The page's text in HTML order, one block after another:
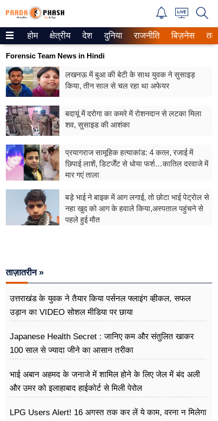
Trending on Google News
ePaper
वेब स्टोरीज
उत्तर प्रदेश
गैलरी
वीडियो
रिलेशनशिप
जीवन मंत्रा
फूड
शिक्षा
अन्य खबरें
होम क्षेत्रीय देश दुनिया राजनीति बिज़नेस
Forensic Team News in Hindi
लखनऊ में बुआ की बेटी के साथ युवक ने सुसाइड़
किया, तीन साल से चल रहा था अफेयर
बदायूं में दरोगा का कमरे में रोशनदान से लटका मिला
शव, सुसाइड की आशंका
प्रयागराज सामूहिक हत्याकांड: 4 कत्ल, रजाई में
छिपाई लाशें, डिटर्जेंट से धोया फर्श…कातिल दरवाजे में
मार गएं ताला
बड़े भाई ने बाइक में आग लगाई, तो छोटा भाई पेट्रोल से
नहा खुद को आग के हवाले किया,अस्पताल पहुंचने से
पहले हुई मौत
ताज़ातरीन »
उत्तराखंड के युवक ने तैयार किया पर्सनल फ्लाइंग व्हीकल, सफल
उड़ान का VIDEO सोशल मीडिया पर छाया
Japanese Health Secret : जानिए कम और संतुलित खाकर
100 साल से ज्यादा जीने का आसान तरीका
भाई अबान अहमद के जनाजे में शामिल होने के लिए जेल में बंद अली
और उमर को इलाहाबाद हाईकोर्ट से मिली पेरोल
LPG Users Alert! 16 अगस्त तक कर लें ये काम, वरना न मिलेगा